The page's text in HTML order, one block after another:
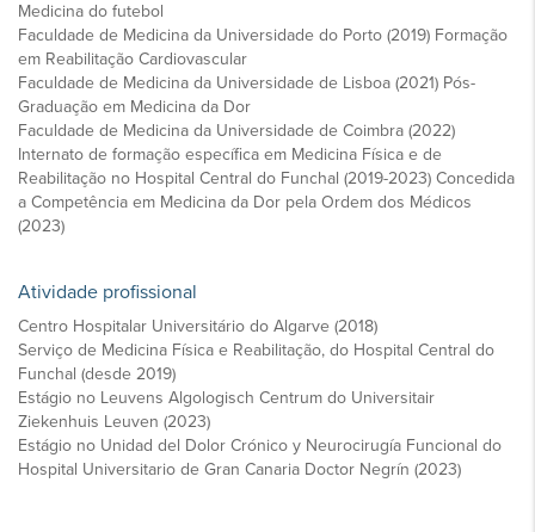
Medicina do futebol
Faculdade de Medicina da Universidade do Porto (2019) Formação
em Reabilitação Cardiovascular
Faculdade de Medicina da Universidade de Lisboa (2021) Pós-
Graduação em Medicina da Dor
Faculdade de Medicina da Universidade de Coimbra (2022)
Internato de formação específica em Medicina Física e de
Reabilitação no Hospital Central do Funchal (2019-2023) Concedida
a Competência em Medicina da Dor pela Ordem dos Médicos
(2023)
Atividade profissional
Centro Hospitalar Universitário do Algarve (2018)
Serviço de Medicina Física e Reabilitação, do Hospital Central do
Funchal (desde 2019)
Estágio no Leuvens Algologisch Centrum do Universitair
Ziekenhuis Leuven (2023)
Estágio no Unidad del Dolor Crónico y Neurocirugía Funcional do
Hospital Universitario de Gran Canaria Doctor Negrín (2023)